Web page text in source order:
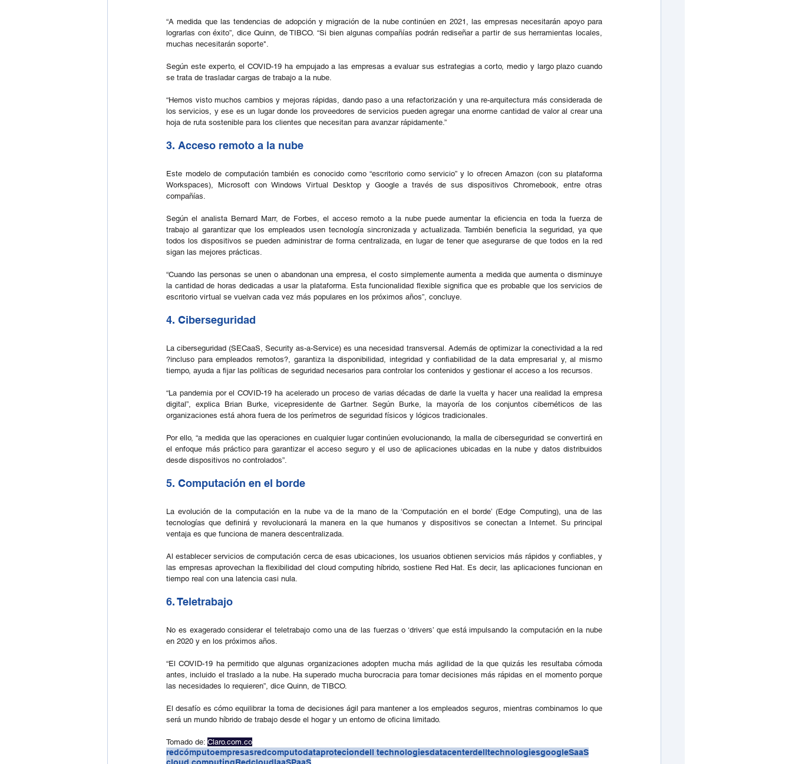
“A medida que las tendencias de adopción y migración de la nube continúen en 2021, las empresas necesitarán apoyo para
lograrlas con éxito”, dice Quinn, de TIBCO. “Si bien algunas compañías podrán rediseñar a partir de sus herramientas locales,
muchas necesitarán soporte".
Según este experto, el COVID-19 ha empujado a las empresas a evaluar sus estrategias a corto, medio y largo plazo cuando
se trata de trasladar cargas de trabajo a la nube.
“Hemos visto muchos cambios y mejoras rápidas, dando paso a una refactorización y una re-arquitectura más considerada de
los servicios, y ese es un lugar donde los proveedores de servicios pueden agregar una enorme cantidad de valor al crear una
hoja de ruta sostenible para los clientes que necesitan para avanzar rápidamente.”
3. Acceso remoto a la nube
Este modelo de computación también es conocido como “escritorio como servicio” y lo ofrecen Amazon (con su plataforma
Workspaces), Microsoft con Windows Virtual Desktop y Google a través de sus dispositivos Chromebook, entre otras
compañías.
Según el analista Bernard Marr, de Forbes, el acceso remoto a la nube puede aumentar la eficiencia en toda la fuerza de
trabajo al garantizar que los empleados usen tecnología sincronizada y actualizada. También beneficia la seguridad, ya que
todos los dispositivos se pueden administrar de forma centralizada, en lugar de tener que asegurarse de que todos en la red
sigan las mejores prácticas.
“Cuando las personas se unen o abandonan una empresa, el costo simplemente aumenta a medida que aumenta o disminuye
la cantidad de horas dedicadas a usar la plataforma. Esta funcionalidad flexible significa que es probable que los servicios de
escritorio virtual se vuelvan cada vez más populares en los próximos años”, concluye.
4. Ciberseguridad
La ciberseguridad (SECaaS, Security as-a-Service) es una necesidad transversal. Además de optimizar la conectividad a la red
?incluso para empleados remotos?, garantiza la disponibilidad, integridad y confiabilidad de la data empresarial y, al mismo
tiempo, ayuda a fijar las políticas de seguridad necesarios para controlar los contenidos y gestionar el acceso a los recursos.
“La pandemia por el COVID-19 ha acelerado un proceso de varias décadas de darle la vuelta y hacer una realidad la empresa
digital”, explica Brian Burke, vicepresidente de Gartner. Según Burke, la mayoría de los conjuntos cibernéticos de las
organizaciones está ahora fuera de los perímetros de seguridad físicos y lógicos tradicionales.
Por ello, “a medida que las operaciones en cualquier lugar continúen evolucionando, la malla de ciberseguridad se convertirá en
el enfoque más práctico para garantizar el acceso seguro y el uso de aplicaciones ubicadas en la nube y datos distribuidos
desde dispositivos no controlados”.
5. Computación en el borde
La evolución de la computación en la nube va de la mano de la ‘Computación en el borde’ (Edge Computing), una de las
tecnologías que definirá y revolucionará la manera en la que humanos y dispositivos se conectan a Internet. Su principal
ventaja es que funciona de manera descentralizada.
Al establecer servicios de computación cerca de esas ubicaciones, los usuarios obtienen servicios más rápidos y confiables, y
las empresas aprovechan la flexibilidad del cloud computing híbrido, sostiene Red Hat. Es decir, las aplicaciones funcionan en
tiempo real con una latencia casi nula.
6. Teletrabajo
No es exagerado considerar el teletrabajo como una de las fuerzas o ‘drivers’ que está impulsando la computación en la nube
en 2020 y en los próximos años.
“El COVID-19 ha permitido que algunas organizaciones adopten mucha más agilidad de la que quizás les resultaba cómoda
antes, incluido el traslado a la nube. Ha superado mucha burocracia para tomar decisiones más rápidas en el momento porque
las necesidades lo requieren”, dice Quinn, de TIBCO.
El desafío es cómo equilibrar la toma de decisiones ágil para mantener a los empleados seguros, mientras combinamos lo que
será un mundo híbrido de trabajo desde el hogar y un entorno de oficina limitado.
Tomado de: Claro.com.co
redcómputoempresasredcomputodataproteciondell technologiesdatacenterdelltechnologiesgoogleSaaS
cloud computingRedcloudIaaSPaaS